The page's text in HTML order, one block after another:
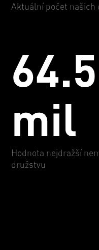
Aktuální počet našich
64.5
mil
Hodnota nejdražší
družstvu